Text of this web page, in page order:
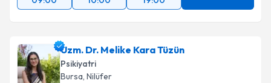
Uzm. Dr. Melike Kara Tüzün
Psikiyatri
Bursa, Nilüfer